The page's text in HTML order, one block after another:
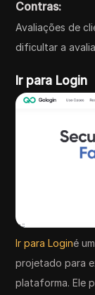
Contras:
Avaliações de
dificultar a
Ir para Login
Ir para Loginé
projetado para
plataforma. Ele